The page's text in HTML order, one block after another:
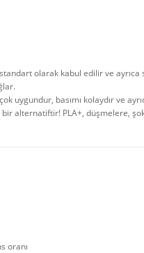
olarak kabul edilir ve
uygundur, basımı kolaydır ve
alternatiftir! PLA+, düşmelere,
oranı